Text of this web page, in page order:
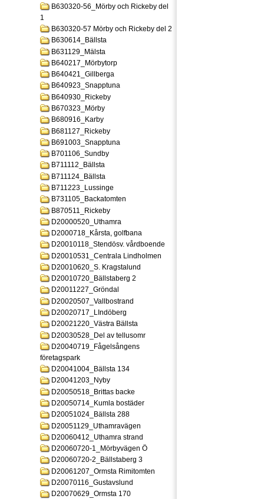
B630320-56_Mörby och Rickeby del
1
B630320-57 Mörby och Rickeby del 2
B630614_Bällsta
B631129_Mälsta
B640217_Mörbytorp
B640421_Gillberga
B640923_Snapptuna
B640930_Rickeby
B670323_Mörby
B680916_Karby
B681127_Rickeby
B691003_Snapptuna
B701106_Sundby
B711112_Bällsta
B711124_Bällsta
B711223_Lussinge
B731105_Backatomten
B870511_Rickeby
D20000520_Uthamra
D2000718_Kårsta, golfbana
D20010118_Stendösv. vårdboende
D20010531_Centrala Lindholmen
D20010620_S. Kragstalund
D20010720_Bällstaberg 2
D20011227_Gröndal
D20020507_Vallbostrand
D20020717_LIndöberg
D20021220_Västra Bällsta
D20030528_Del av tellusomr
D20040719_Fågelsångens
företagspark
D20041004_Bällsta 134
D20041203_Nyby
D20050518_Brittas backe
D20050714_Kumla bostäder
D20051024_Bällsta 288
D20051129_Uthamravägen
D20060412_Uthamra strand
D20060720-1_Mörbyvägen Ö
D20060720-2_Bällstaberg 3
D20061207_Ormsta Rimitomten
D20070116_Gustavslund
D20070629_Ormsta 170